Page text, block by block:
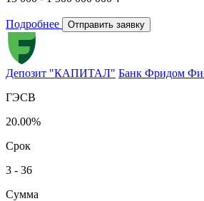
Подробнее Отправить заявку
Депозит "КАПИТАЛ" Банк Фридом
ГЭСВ
20.00%
Срок
3 - 36
Сумма